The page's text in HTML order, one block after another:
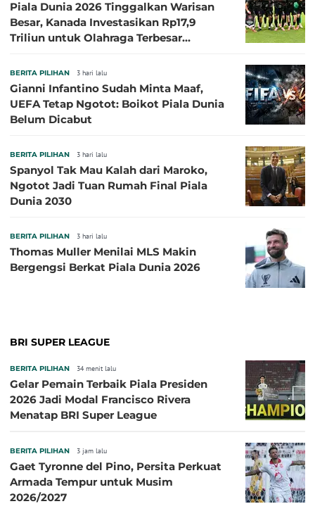
Piala Dunia 2026 Tinggalkan Warisan
Besar, Kanada Investasikan Rp17,9
Triliun untuk Olahraga Terbesar
BERITA PILIHAN 3 hari lalu
Gianni Infantino Sudah Minta Maaf,
UEFA Tetap Ngotot: Boikot Piala Dunia
Belum Dicabut
BERITA PILIHAN 3 hari lalu
Spanyol Tak Mau Kalah dari Maroko,
Ngotot Jadi Tuan Rumah Final Piala
Dunia 2030
BERITA PILIHAN 3 hari lalu
Thomas Muller Menilai MLS Makin
Bergengsi Berkat Piala Dunia 2026
BRI SUPER LEAGUE
BERITA PILIHAN 34 menit lalu
Gelar Pemain Terbaik Piala Presiden
2026 Jadi Modal Francisco Rivera
Menatap BRI Super League
BERITA PILIHAN 3 jam lalu
Gaet Tyronne del Pino, Persita Perkuat
Armada Tempur untuk Musim
2026/2027